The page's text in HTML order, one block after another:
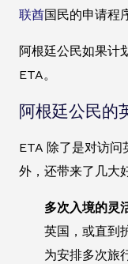
联酋国民的申请程
阿根廷公民如果计
ETA。
阿根廷公民的
ETA 除了是对访
外，还带来了几大
多次入境的灵
英国，或直到
为安排多次旅